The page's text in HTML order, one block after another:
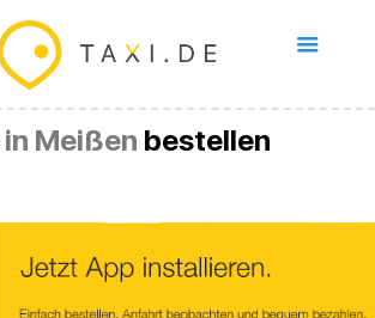
in Meißen bestellen